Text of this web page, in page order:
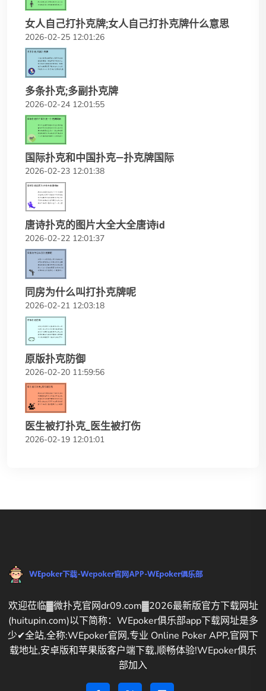
女人自己打扑克牌;女人自己打扑克牌什么意思
2026-02-25 12:01:26
多条扑克;多副扑克牌
2026-02-24 12:01:55
国际扑克和中国扑克—扑克牌国际
2026-02-23 12:01:38
唐诗扑克的图片大全大全唐诗id
2026-02-22 12:01:37
同房为什么叫打扑克牌呢
2026-02-21 12:03:18
原版扑克防御
2026-02-20 11:59:56
医生被打扑克_医生被打伤
2026-02-19 12:01:01
欢迎莅临▓微扑克官网dr09.com▓2026最新版官方下载网址
(huitupin.com)以下简称：WEpoker俱乐部app下载网址是多
少✔全站,全称:WEpoker官网,专业 Online Poker APP,官网下
载地址,安卓版和苹果版客户端下载,顺畅体验!WEpoker俱乐
部加入